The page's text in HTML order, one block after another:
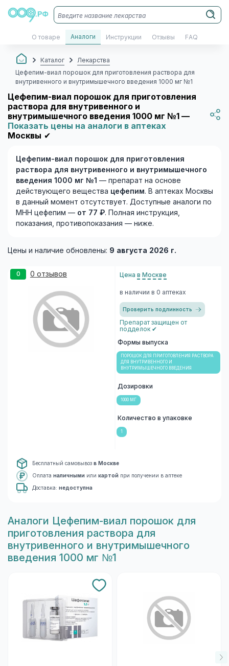
О товаре Аналоги Инструкции Отзывы FAQ
Каталог
Лекарства
Цефепим-виал порошок для приготовления раствора для
внутривенного и внутримышечного введения 1000 мг №1
Цефепим-виал порошок для приготовления
раствора для внутривенного и
внутримышечного введения 1000 мг №1 —
Показать цены на аналоги в аптеках
Москвы ✔
Цефепим-виал порошок для приготовления
раствора для внутривенного и внутримышечного
введения 1000 мг №1 — препарат на основе
действующего вещества цефепим. В аптеках Москвы
в данный момент отсутствует. Доступные аналоги по
МНН цефепим — от 77 ₽. Полная инструкция,
показания, противопоказания — ниже.
Цены и наличие обновлены: 9 августа 2026 г.
0 0 отзывов Цена в Москве
в наличии в 0 аптеках
Проверить подлинность
Препарат защищен от
подделок ✔
Формы выпуска
ПОРОШОК ДЛЯ ПРИГОТОВЛЕНИЯ РАСТВОРА
ДЛЯ ВНУТРИВЕННОГО И
ВНУТРИМЫШЕЧНОГО ВВЕДЕНИЯ
Дозировки
1000 МГ
Количество в упаковке
1
Бесплатный самовывоз в Москве
Оплата наличными или картой при получении в аптеке
Доставка: недоступна
Aналоги Цефепим-виал порошок для
приготовления раствора для
внутривенного и внутримышечного
введения 1000 мг №1